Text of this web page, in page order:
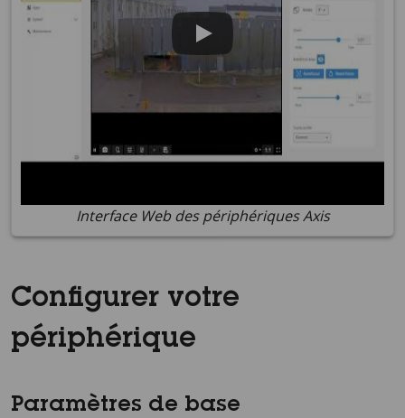
Interface Web des périphériques Axis
Configurer votre
périphérique
Paramètres de base